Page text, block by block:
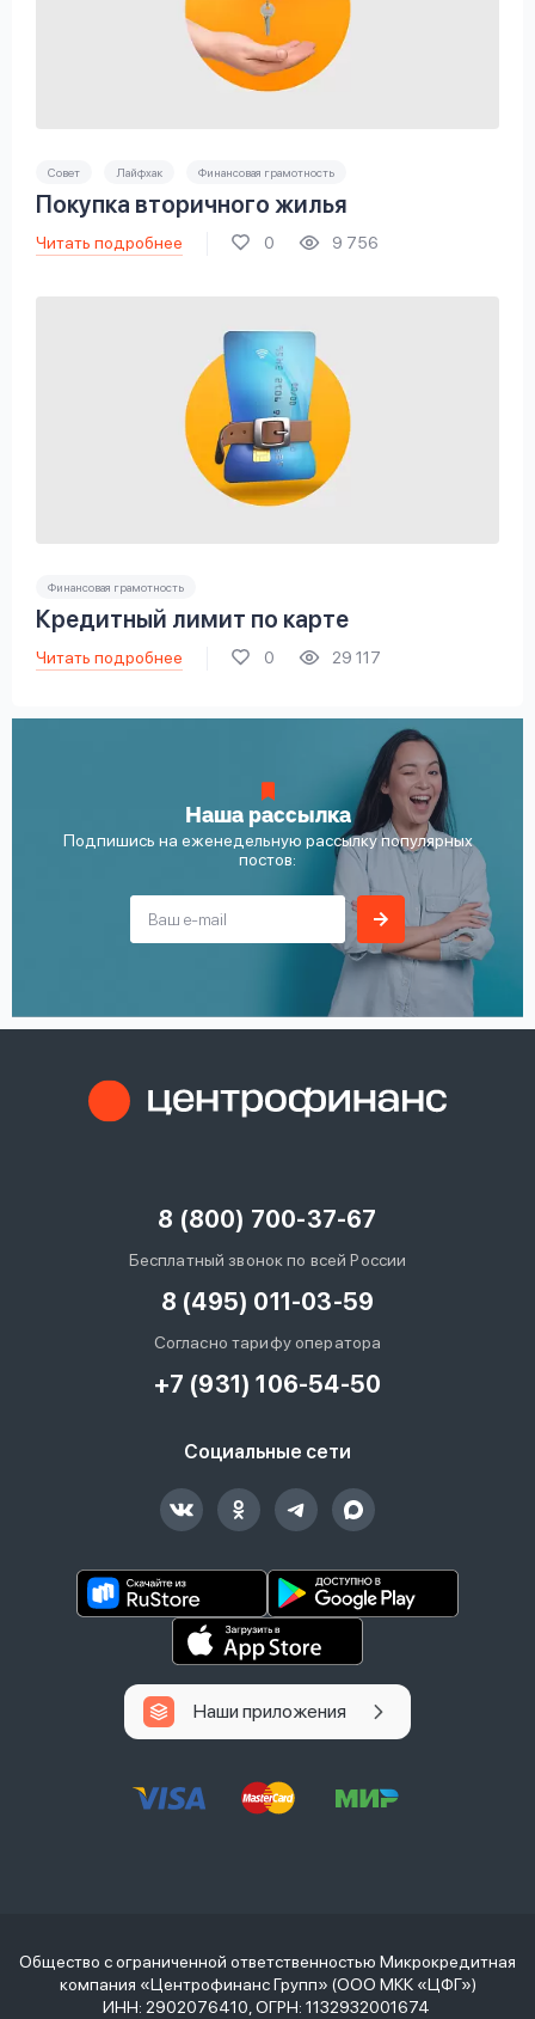
Совет Лайфхак Финансовая грамотность
Покупка вторичного жилья
Читать подробнее 0 9 756
Финансовая грамотность
Кредитный лимит по карте
Читать подробнее 0 29 117
Наша рассылка
Подпишись на еженедельную рассылку популярных
постов:
8 (800) 700-37-67
Бесплатный звонок по всей России
8 (495) 011-03-59
Согласно тарифу оператора
+7 (931) 106-54-50
Социальные сети
Наши приложения
Общество с ограниченной ответственностью Микрокредитная
компания «Центрофинанс Групп» (ООО МКК «ЦФГ»)
ИНН: 2902076410, ОГРН: 1132932001674